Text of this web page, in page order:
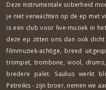
Deze instrumentale soberheid
je niet verwachten op de ep met
is een club voor live-muziek in
deze ep zitten ons dan ook
filmmuziek-achtige, breed
trompet, trombone, viool,
bredere palet. Saulius werkt
Petreikis - zijn broer, nemen we